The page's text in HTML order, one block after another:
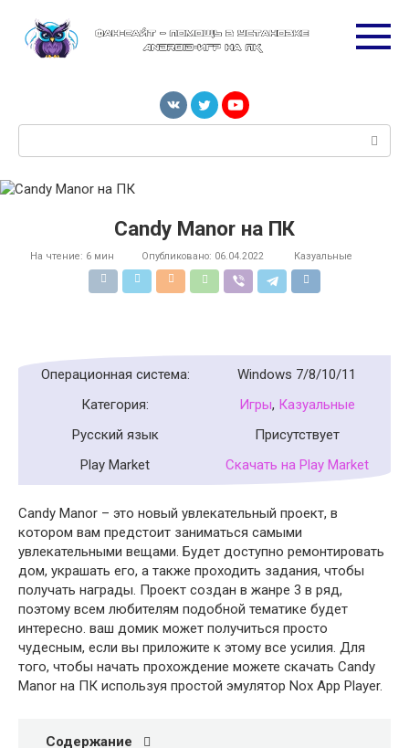
контенту
Candy Manor на ПК
На чтение: 6 мин Опубликовано: 06.04.2022 Казуальные
Операционная система:
Windows 7/8/10/11
Категория:
Игры, Казуальные
Русский язык
Присутствует
Play Market
Скачать на Play Market
Candy Manor – это новый увлекательный проект, в
котором вам предстоит заниматься самыми
увлекательными вещами. Будет доступно ремонтировать
дом, украшать его, а также проходить задания, чтобы
получать награды. Проект создан в жанре 3 в ряд,
поэтому всем любителям подобной тематике будет
интересно. ваш домик может получиться просто
чудесным, если вы приложите к этому все усилия. Для
того, чтобы начать прохождение можете скачать Candy
Manor на ПК используя простой эмулятор Nox App Player.
Содержание